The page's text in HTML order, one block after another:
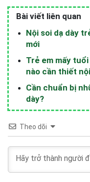
Bài viết liên quan
Nội soi dạ dày
mới
Trẻ em mấy
nào cần thiết
Cần chuẩn bị
dày?
Theo dõi